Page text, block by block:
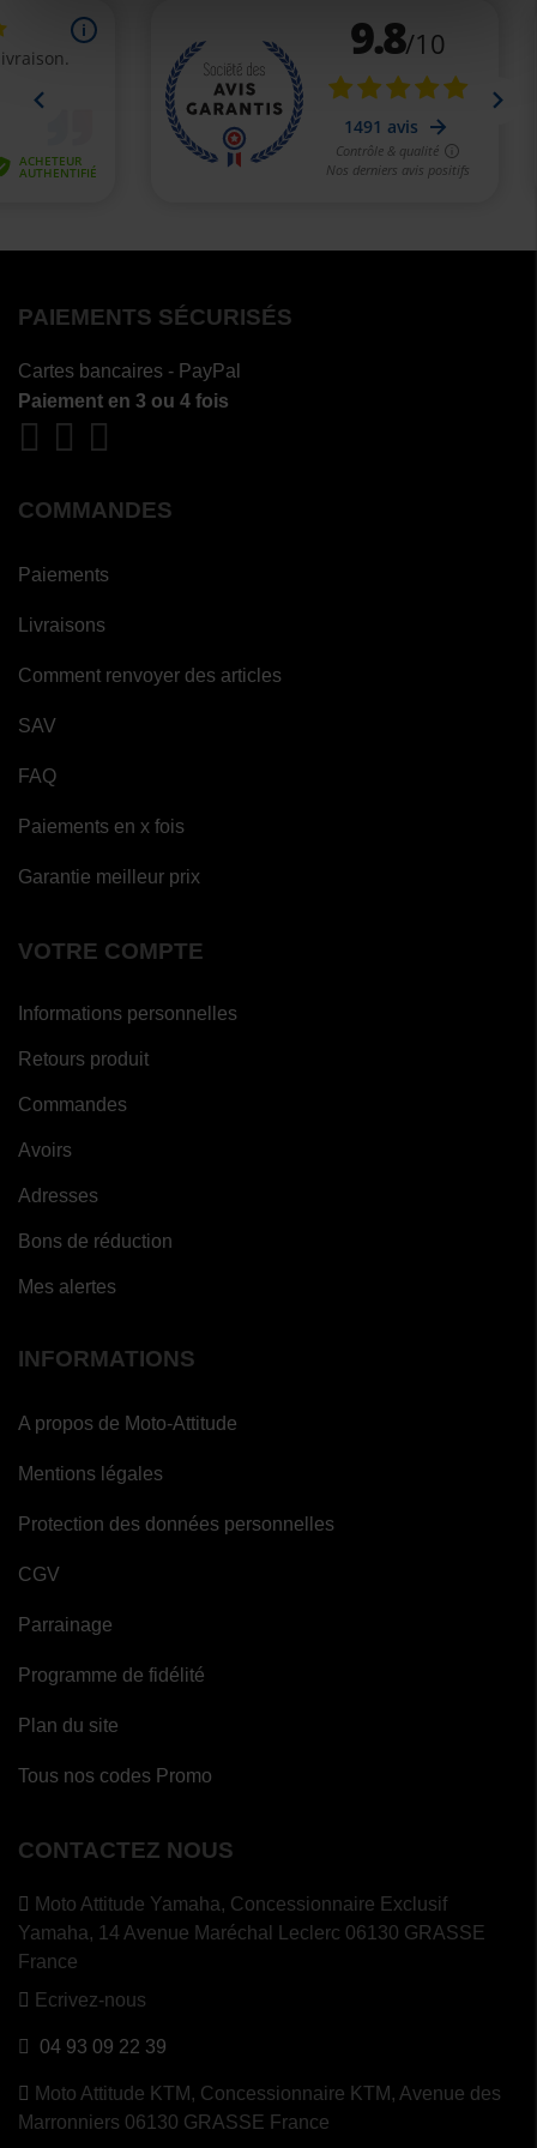
PAIEMENTS SÉCURISÉS
Cartes bancaires - PayPal
Paiement en 3 ou 4 fois
COMMANDES
Paiements
Livraisons
Comment renvoyer des articles
SAV
FAQ
Paiements en x fois
Garantie meilleur prix
VOTRE COMPTE
Informations personnelles
Retours produit
Commandes
Avoirs
Adresses
Bons de réduction
Mes alertes
INFORMATIONS
A propos de Moto-Attitude
Mentions légales
Protection des données personnelles
CGV
Parrainage
Programme de fidélité
Plan du site
Tous nos codes Promo
CONTACTEZ NOUS
Moto Attitude Yamaha, Concessionnaire Exclusif
Yamaha, 14 Avenue Maréchal Leclerc 06130 GRASSE
France
Ecrivez-nous
04 93 09 22 39
Moto Attitude KTM, Concessionnaire KTM, Avenue des
Marronniers 06130 GRASSE France